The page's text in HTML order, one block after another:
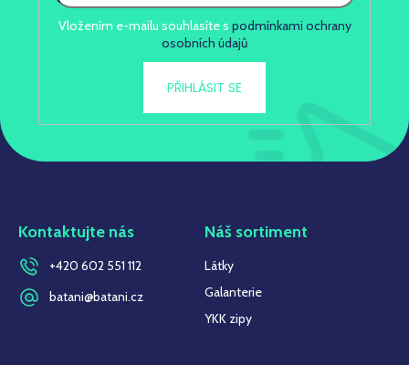
Vložením e-mailu souhlasíte s podmínkami ochrany
osobních údajů
PŘIHLÁSIT SE
Kontaktujte nás
+420 602 551 112
batani@batani.cz
Náš sortiment
Látky
Galanterie
YKK zipy